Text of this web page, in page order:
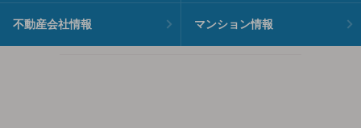
不動産会社情報 マンション情報